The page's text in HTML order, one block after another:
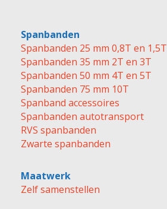
Spanbanden
Spanbanden 25 mm 0,8T en 1,5T
Spanbanden 35 mm 2T en 3T
Spanbanden 50 mm 4T en 5T
Spanbanden 75 mm 10T
Spanband accessoires
Spanbanden autotransport
RVS spanbanden
Zwarte spanbanden
Maatwerk
Zelf samenstellen